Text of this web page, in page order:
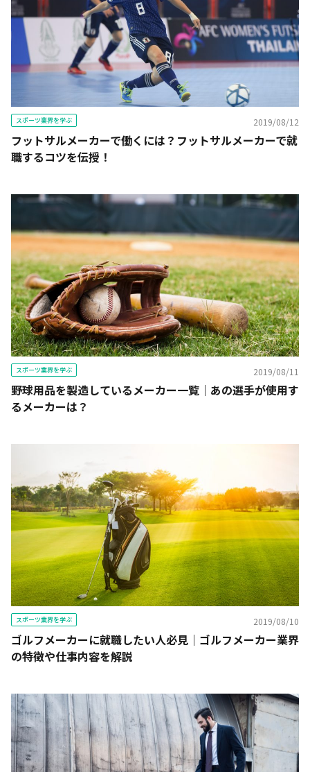
スポーツ業界を学ぶ 2019/08/12
フットサルメーカーで働くには？フットサルメーカーで就
職するコツを伝授！
スポーツ業界を学ぶ 2019/08/11
野球用品を製造しているメーカー一覧｜あの選手が使用す
るメーカーは？
スポーツ業界を学ぶ 2019/08/10
ゴルフメーカーに就職したい人必見｜ゴルフメーカー業界
の特徴や仕事内容を解説